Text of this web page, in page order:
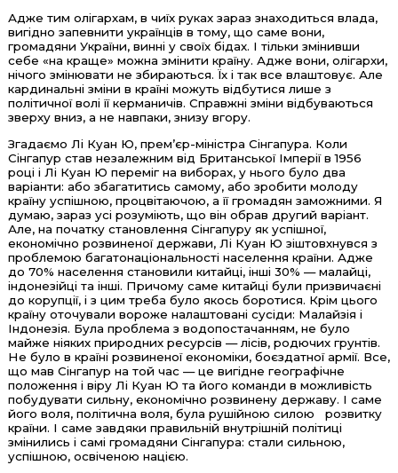
Адже тим олігархам, в чиїх руках зараз знаходиться влада,
вигідно запевнити українців в тому, що саме вони,
громадяни України, винні у своїх бідах. І тільки змінивши
себе «на краще» можна змінити країну. Адже вони, олігархи,
нічого змінювати не збираються. Їх і так все влаштовує. Але
кардинальні зміни в країні можуть відбутися лише з
політичної волі її керманичів. Справжні зміни відбуваються
зверху вниз, а не навпаки, знизу вгору.
Згадаємо Лі Куан Ю, прем’єр-міністра Сінгапура. Коли
Сінгапур став незалежним від Британської Імперії в 1956
році і Лі Куан Ю переміг на виборах, у нього було два
варіанти: або збагатитись самому, або зробити молоду
країну успішною, процвітаючою, а її громадян заможними. Я
думаю, зараз усі розуміють, що він обрав другий варіант.
Але, на початку становлення Сінгапуру як успішної,
економічно розвиненої держави, Лі Куан Ю зіштовхнувся з
проблемою багатонаціональності населення країни. Адже
до 70% населення становили китайці, інші 30% — малайці,
індонезійці та інші. Причому саме китайці були призвичаєні
до корупції, і з цим треба було якось боротися. Крім цього
країну оточували вороже налаштовані сусіди: Малайзія і
Індонезія. Була проблема з водопостачанням, не було
майже ніяких природних ресурсів — лісів, родючих грунтів.
Не було в країні розвиненої економіки, боєздатної армії. Все,
що мав Сінгапур на той час — це вигідне географічне
положення і віру Лі Куан Ю та його команди в можливість
побудувати сильну, економічно розвинену державу. І саме
його воля, політична воля, була рушійною силою розвитку
країни. І саме завдяки правильній внутрішній політиці
змінились і самі громадяни Сінгапура: стали сильною,
успішною, освіченою нацією.